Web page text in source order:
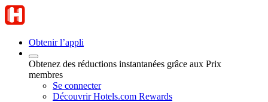
Obtenir l’appli
Obtenez des réductions instantanées grâce aux Prix
membres
Se connecter
Découvrir Hotels.com Rewards